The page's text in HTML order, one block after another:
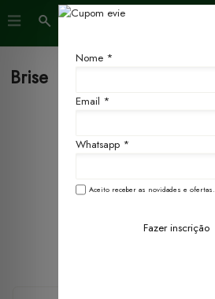
Brise
Nome *
Email *
Whatsapp *
Aceito receber as novidades e ofertas.
Fazer inscrição